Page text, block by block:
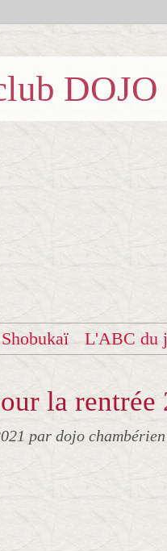
Shobukaï L'ABC du
la rentrée
par dojo chambérien